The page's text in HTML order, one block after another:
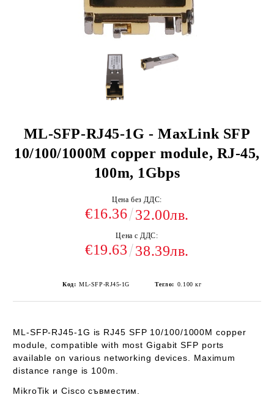
ML-SFP-RJ45-1G - MaxLink SFP
10/100/1000M copper module, RJ-45,
100m, 1Gbps
Цена без ДДС:
€16.36 32.00лв.
Цена с ДДС:
€19.63 38.39лв.
Код: ML-SFP-RJ45-1G Тегло: 0.100 кг
ML-SFP-RJ45-1G is RJ45 SFP 10/100/1000M copper
module, compatible with most Gigabit SFP ports
available on various networking devices. Maximum
distance range is 100m.
MikroTik и Cisco съвместим.